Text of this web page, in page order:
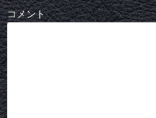
コメント